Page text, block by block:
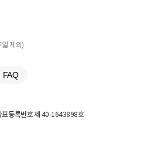
제외)
FAQ
표등록번호제 40-1643898호